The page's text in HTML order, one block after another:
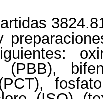
(PBB),